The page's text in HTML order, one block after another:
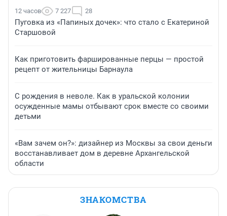
12 часов 7 227 28
Пуговка из «Папиных дочек»: что стало с Екатериной
Старшовой
Как приготовить фаршированные перцы — простой
рецепт от жительницы Барнаула
С рождения в неволе. Как в уральской колонии
осужденные мамы отбывают срок вместе со своими
детьми
«Вам зачем он?»: дизайнер из Москвы за свои деньги
восстанавливает дом в деревне Архангельской
области
ЗНАКОМСТВА